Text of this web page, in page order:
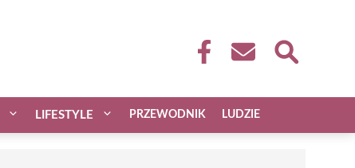
LIFESTYLE PRZEWODNIK LUDZIE